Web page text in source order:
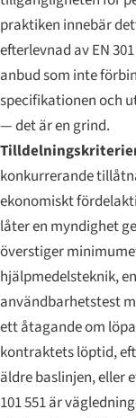
praktiken innebär
efterlevnad av EN
anbud som inte
specifikationen och
— det är en grind.
konkurrerande
ekonomiskt
låter en myndighet
överstiger
hjälpmedelsteknik,
användbarhetstest
ett åtagande om
kontraktets löptid,
äldre baslinjen, eller
101 551 är